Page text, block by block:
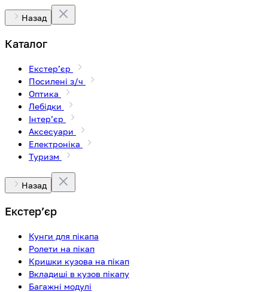
Назад
Каталог
Екстерʼєр
Посилені з/ч
Оптика
Лебідки
Інтерʼєр
Аксесуари
Електроніка
Туризм
Назад
Екстерʼєр
Кунги для пікапа
Ролети на пікап
Кришки кузова на пікап
Вкладиші в кузов пікапу
Багажні модулі